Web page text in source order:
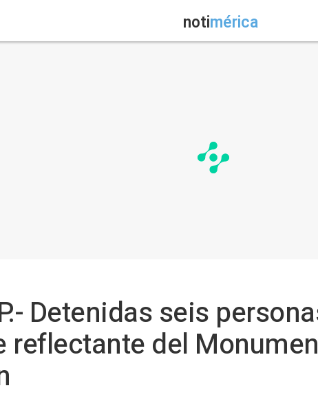
notimérica
Detenidas seis
reflectante del